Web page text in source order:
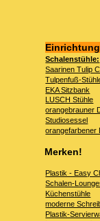
Einrichtung
Schalenstühle:
Saarinen Tulip
Tulpenfuß-
EKA Sitzbank
LUSCH Stühle
orangebrauner
Studiosessel
orangefarbener
Merken!
Plastik - Easy
Schalen-
Küchenstühle
moderne
Plastik-